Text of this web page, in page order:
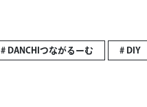
# DANCHIつながるーむ # DIY